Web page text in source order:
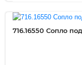
716.16550 Сопло